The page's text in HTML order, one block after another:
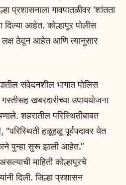
प्रशासनाला गावपातळीवर ‘शांतता
दिल्या आहेत. कोल्हापूर पोलीस
लक्ष ठेवून आहेत आणि त्यानुसार
संवेदनशील भागात पोलिस
खबरदारीच्या उपाययोजना
शहरातील परिस्थितीबाबत
हळूहळू पूर्वपदावर येत
पुन्हा सुरू झाली आहेत.”
माहिती कोल्हापूरचे
दिली. जिल्हा प्रशासन